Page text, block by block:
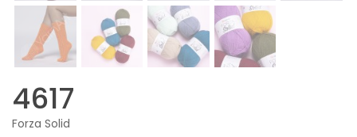
4617
Forza Solid